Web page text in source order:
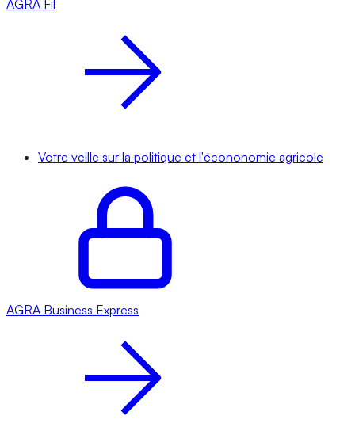
AGRA Fil
Votre veille sur la politique et l'écononomie agricole
AGRA Business Express